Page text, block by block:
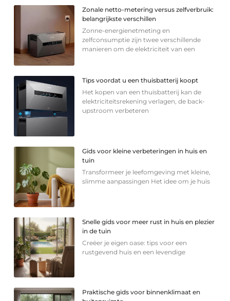
Zonale netto-metering versus zelfverbruik:
belangrijkste verschillen
Zonne-energienetmeting en
zelfconsumptie zijn twee verschillende
manieren om de elektriciteit van een
Tips voordat u een thuisbatterij koopt
Het kopen van een thuisbatterij kan de
elektriciteitsrekening verlagen, de back-
upstroom verbeteren
Gids voor kleine verbeteringen in huis en
tuin
Transformeer je leefomgeving met kleine,
slimme aanpassingen Het idee om je huis
Snelle gids voor meer rust in huis en plezier
in de tuin
Creëer je eigen oase: tips voor een
rustgevend huis en een levendige
Praktische gids voor binnenklimaat en